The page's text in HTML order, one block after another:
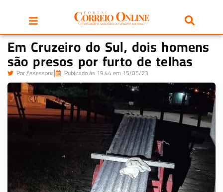
Em Cruzeiro do Sul, dois homens
são presos por furto de telhas
PorAssessoria Publicado às 19:44 em 15/05/23